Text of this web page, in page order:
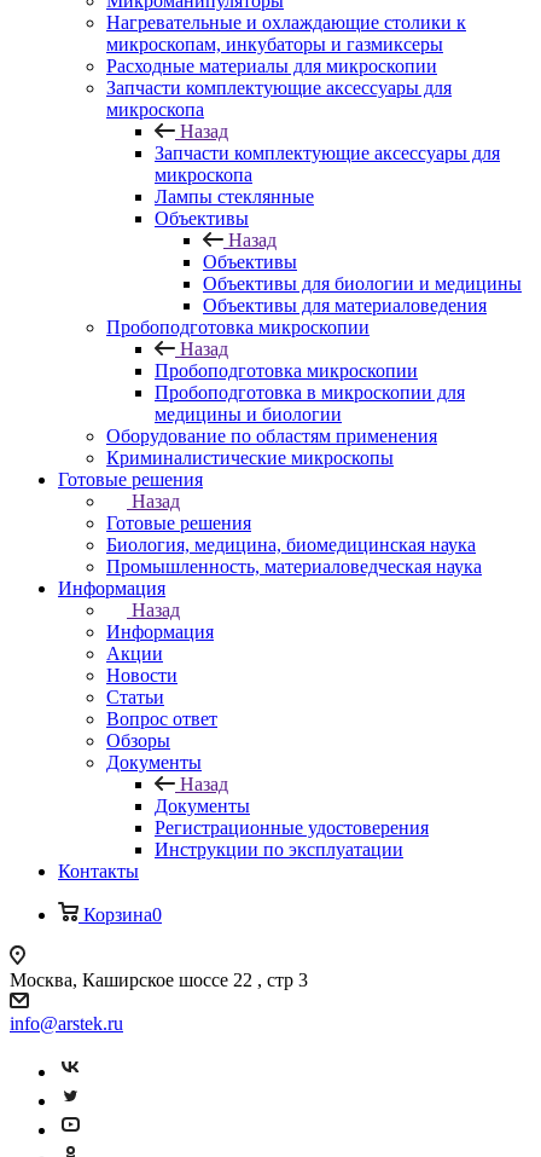
Нагревательные и охлаждающие столики к
микроскопам, инкубаторы и газмиксеры
Расходные материалы для микроскопии
Запчасти комплектующие аксессуары для
микроскопа
Назад
Запчасти комплектующие аксессуары для
микроскопа
Лампы стеклянные
Объективы
Назад
Объективы
Объективы для биологии и медицины
Объективы для материаловедения
Пробоподготовка микроскопии
Назад
Пробоподготовка микроскопии
Пробоподготовка в микроскопии для
медицины и биологии
Оборудование по областям применения
Криминалистические микроскопы
Готовые решения
Назад
Готовые решения
Биология, медицина, биомедицинская наука
Промышленность, материаловедческая наука
Информация
Назад
Информация
Акции
Новости
Статьи
Вопрос ответ
Обзоры
Документы
Назад
Документы
Регистрационные удостоверения
Инструкции по эксплуатации
Контакты
Корзина0
Москва, Каширское шоссе 22 , стр 3
info@arstek.ru